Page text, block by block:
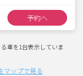
予約へ
車を1台表示していま
マップで見る